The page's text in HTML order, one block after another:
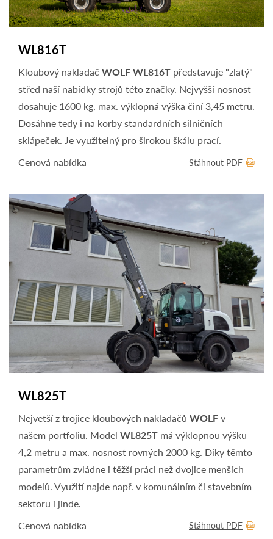
WL816T
Kloubový nakladač WOLF WL816T představuje "zlatý"
střed naší nabídky strojů této značky. Nejvyšší nosnost
dosahuje 1600 kg, max. výklopná výška činí 3,45 metru.
Dosáhne tedy i na korby standardních silničních
sklápeček. Je využitelný pro širokou škálu prací.
Cenová nabídka
Stáhnout PDF
WL825T
Nejvetší z trojice kloubových nakladačů WOLFv
našem portfoliu. Model WL825T má výklopnou výšku
4,2 metru a max. nosnost rovných 2000 kg. Díky těmto
parametrům zvládne i těžší práci než dvojice menších
modelů. Využití najde např. v komunálním či stavebním
sektoru i jinde.
Cenová nabídka
Stáhnout PDF